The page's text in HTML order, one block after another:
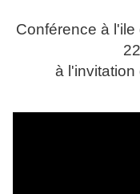
Conférence à
à l'invitation